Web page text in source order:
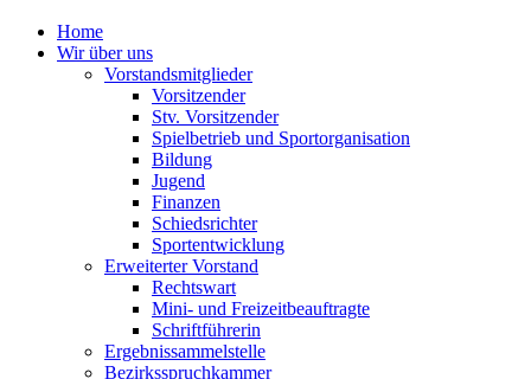
Home
Wir über uns
Vorstandsmitglieder
Vorsitzender
Stv. Vorsitzender
Spielbetrieb und Sportorganisation
Bildung
Jugend
Finanzen
Schiedsrichter
Sportentwicklung
Erweiterter Vorstand
Rechtswart
Mini- und Freizeitbeauftragte
Schriftführerin
Ergebnissammelstelle
Bezirksspruchkammer